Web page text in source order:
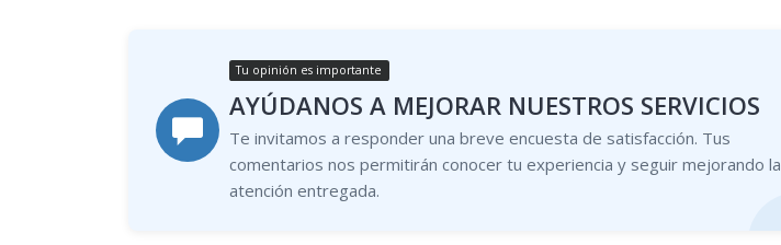
Tu opinión es importante
AYÚDANOS A MEJORAR NUESTROS SERVICIOS
Te invitamos a responder una breve encuesta de satisfacción. Tus
comentarios nos permitirán conocer tu experiencia y seguir mejorando la
atención entregada.